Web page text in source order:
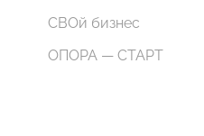
СВОй бизнес
ОПОРА — СТАРТ